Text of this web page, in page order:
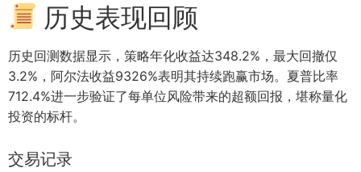
历史表现回顾
历史回测数据显示，策略年化收益达348.2%，最大回撤仅
3.2%，阿尔法收益9326%表明其持续跑赢市场。夏普比率
712.4%进一步验证了每单位风险带来的超额回报，堪称量化
投资的标杆。
交易记录